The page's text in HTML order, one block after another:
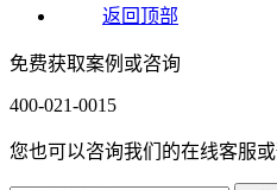
返回顶部
免费获取案例或咨询
400-021-0015
您也可以咨询我们的在线客服